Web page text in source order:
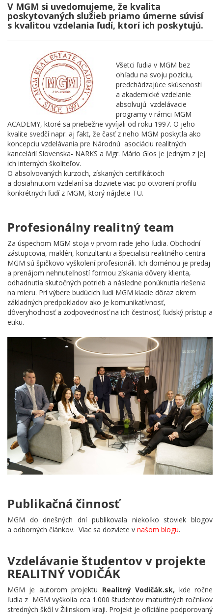
V MGM si uvedomujeme, že kvalita
poskytovaných služieb priamo úmerne súvisí
s kvalitou vzdelania ľudí, ktorí ich poskytujú.
Všetci ľudia v MGM bez
ohľadu na svoju pozíciu,
predchádzajúce skúsenosti
a akademické vzdelanie
absolvujú vzdelávacie
programy v rámci MGM
ACADEMY, ktoré sa priebežne vyvíjali od roku 1997. O jeho
kvalite svedčí napr. aj fakt, že časť z neho MGM poskytla ako
koncepciu vzdelávania pre Národnú asociáciu realitných
kancelárií Slovenska- NARKS a Mgr. Mário Glos je jedným z jej
ich interných školiteľov.
O absolvovaných kurzoch, získaných certifikátoch
a dosiahnutom vzdelaní sa dozviete viac po otvorení profilu
konkrétnych ľudí z MGM, ktorý nájdete TU.
Profesionálny realitný team
Za úspechom MGM stoja v prvom rade jeho ľudia. Obchodní
zástupcovia, makléri, konzultanti a špecialisti realitného centra
MGM sú špičkovo vyškolení profesionáli. Ich doménou je predaj
a prenájom nehnuteľností formou získania dôvery klienta,
odhadnutia skutočných potrieb a následne ponúknutia riešenia
na mieru. Pri výbere budúcich ľudí MGM kladie dôraz okrem
základných predpokladov ako je komunikatívnosť,
dôveryhodnosť a zodpovednosť na ich čestnosť, ľudský prístup a
etiku.
Publikačná činnosť
MGM do dnešných dní publikovala niekoľko stoviek blogov
a odborných článkov. Viac sa dozviete v našom blogu.
Vzdelávanie študentov v projekte
REALITNÝ VODIČÁK
MGM je autorom projektu Realitný Vodičák.sk, kde ročne
ľudia z MGM vyškolia cca 1.000 študentov maturitných ročníkov
stredných škôl v Žilinskom kraji. Projekt je oficiálne podporovaný